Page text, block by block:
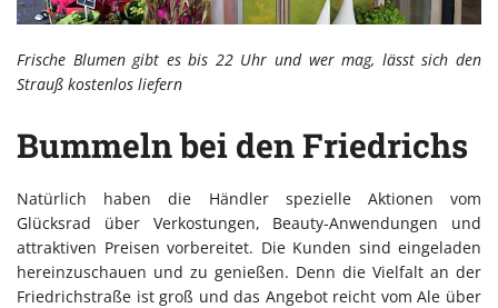
Frische Blumen gibt es bis 22 Uhr und wer mag, lässt sich den
Strauß kostenlos liefern
Bummeln bei den Friedrichs
Natürlich haben die Händler spezielle Aktionen vom
Glücksrad über Verkostungen, Beauty-Anwendungen und
attraktiven Preisen vorbereitet. Die Kunden sind eingeladen
hereinzuschauen und zu genießen. Denn die Vielfalt an der
Friedrichstraße ist groß und das Angebot reicht vom Ale über